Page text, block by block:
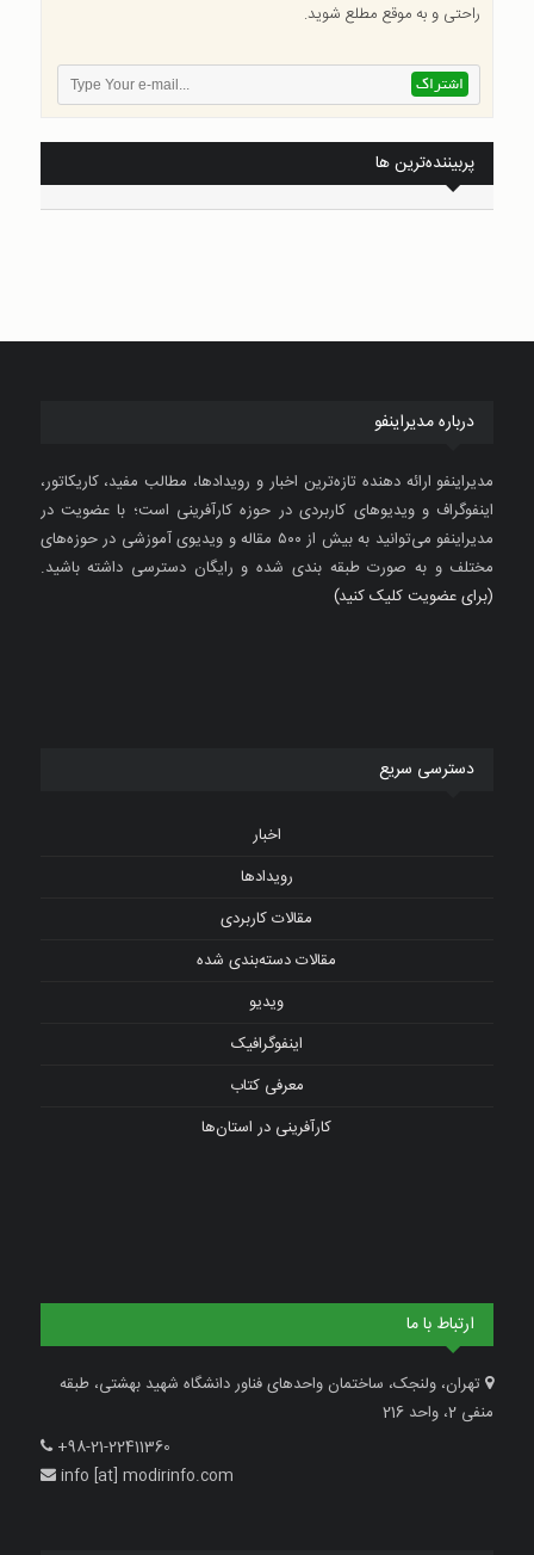
راحتی و به موقع مطلع شوید.
پربیننده‌ترین ها
درباره مدیراینفو
مدیراینفو ارائه دهنده تازه‌ترین اخبار و رویدادها، مطالب مفید، کاریکاتور،
اینفوگراف و ویدیوهای کاربردی در حوزه کارآفرینی است؛ با عضویت در
مدیراینفو می‌توانید به بیش از ۵۰۰ مقاله و ویدیوی آموزشی در حوزه‌های
مختلف و به صورت طبقه بندی شده و رایگان دسترسی داشته باشید.
(برای عضویت کلیک کنید)
دسترسی سریع
اخبار
رویدادها
مقالات کاربردی
مقالات دسته‌بندی شده
ویدیو
اینفوگرافیک
معرفی کتاب
کارآفرینی در استان‌ها
ارتباط با ما
تهران، ولنجک، ساختمان واحدهای فناور دانشگاه شهید بهشتی، طبقه
منفی 2، واحد 216
+98-21-22411360
info [at] modirinfo.com